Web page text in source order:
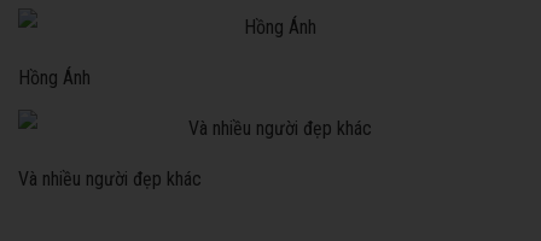
Hồng Ánh
Và nhiều người đẹp khác